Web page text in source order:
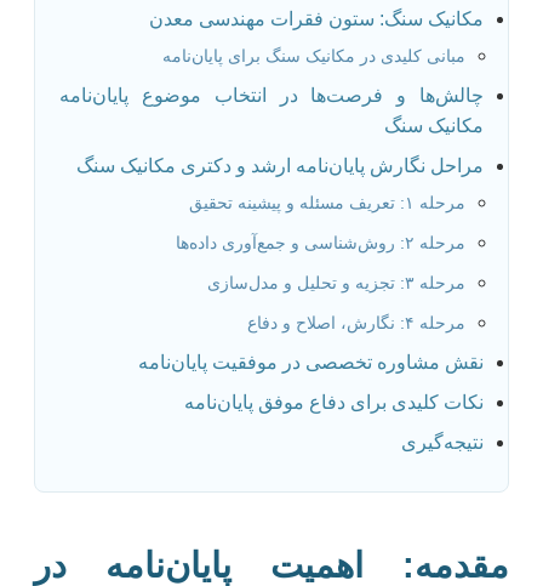
مکانیک سنگ: ستون فقرات مهندسی معدن
مبانی کلیدی در مکانیک سنگ برای پایان‌نامه
چالش‌ها و فرصت‌ها در انتخاب موضوع پایان‌نامه
مکانیک سنگ
مراحل نگارش پایان‌نامه ارشد و دکتری مکانیک سنگ
مرحله ۱: تعریف مسئله و پیشینه تحقیق
مرحله ۲: روش‌شناسی و جمع‌آوری داده‌ها
مرحله ۳: تجزیه و تحلیل و مدل‌سازی
مرحله ۴: نگارش، اصلاح و دفاع
نقش مشاوره تخصصی در موفقیت پایان‌نامه
نکات کلیدی برای دفاع موفق پایان‌نامه
نتیجه‌گیری
مقدمه: اهمیت پایان‌نامه در